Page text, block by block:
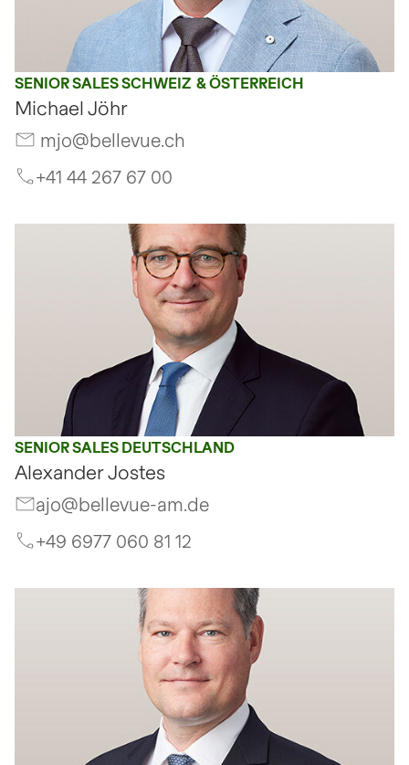
SENIOR SALES SCHWEIZ & ÖSTERREICH
Michael Jöhr
mjo@bellevue.ch
+41 44 267 67 00
SENIOR SALES DEUTSCHLAND
Alexander Jostes
ajo@bellevue-am.de
+49 6977 060 81 12